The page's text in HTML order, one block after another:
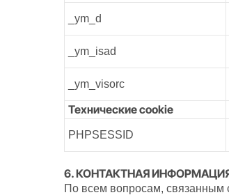
_ym_d
_ym_isad
_ym_visorc
Технические cookie
PHPSESSID
6. КОНТАКТНАЯ
По всем вопросам, связанным